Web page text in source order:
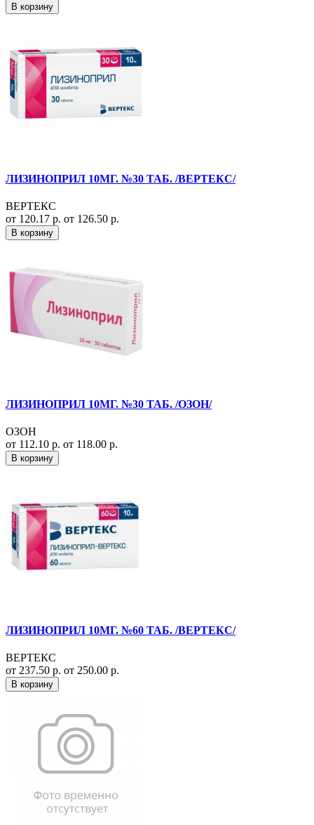
В корзину
ЛИЗИНОПРИЛ 10МГ. №30 ТАБ. /ВЕРТЕКС/
ВЕРТЕКС
от 120.17 р. от 126.50 р.
В корзину
ЛИЗИНОПРИЛ 10МГ. №30 ТАБ. /ОЗОН/
ОЗОН
от 112.10 р. от 118.00 р.
В корзину
ЛИЗИНОПРИЛ 10МГ. №60 ТАБ. /ВЕРТЕКС/
ВЕРТЕКС
от 237.50 р. от 250.00 р.
В корзину